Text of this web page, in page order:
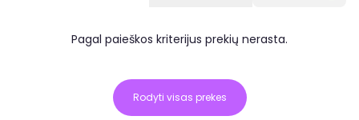
Pagal paieškos kriterijus prekių nerasta.
Rodyti visas prekes